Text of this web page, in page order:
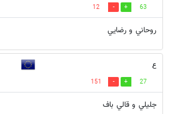
63
12
روحاني و رضايي
ع
27
151
جليلي و قالي باف